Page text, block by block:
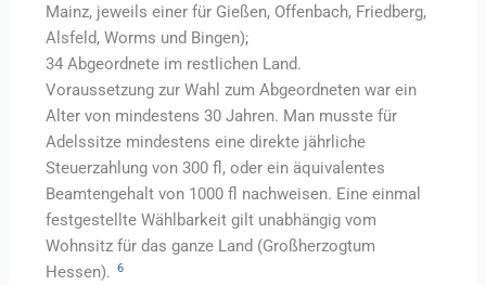
Mainz, jeweils einer für Gießen, Offenbach, Friedberg,
Alsfeld, Worms und Bingen);
34 Abgeordnete im restlichen Land.
Voraussetzung zur Wahl zum Abgeordneten war ein
Alter von mindestens 30 Jahren. Man musste für
Adelssitze mindestens eine direkte jährliche
Steuerzahlung von 300 fl, oder ein äquivalentes
Beamtengehalt von 1000 fl nachweisen. Eine einmal
festgestellte Wählbarkeit gilt unabhängig vom
Wohnsitz für das ganze Land (Großherzogtum
Hessen). 6